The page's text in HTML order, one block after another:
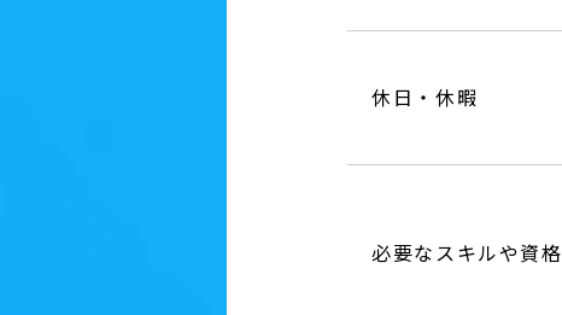
休日・休暇
必要なスキルや資格